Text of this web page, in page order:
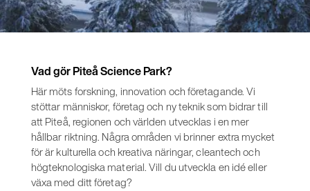
Vad gör Piteå Science Park?
Här möts forskning, innovation och företagande. Vi
stöttar människor, företag och ny teknik som bidrar till
att Piteå, regionen och världen utvecklas i en mer
hållbar riktning. Några områden vi brinner extra mycket
för är kulturella och kreativa näringar, cleantech och
högteknologiska material. Vill du utveckla en idé eller
växa med ditt företag?